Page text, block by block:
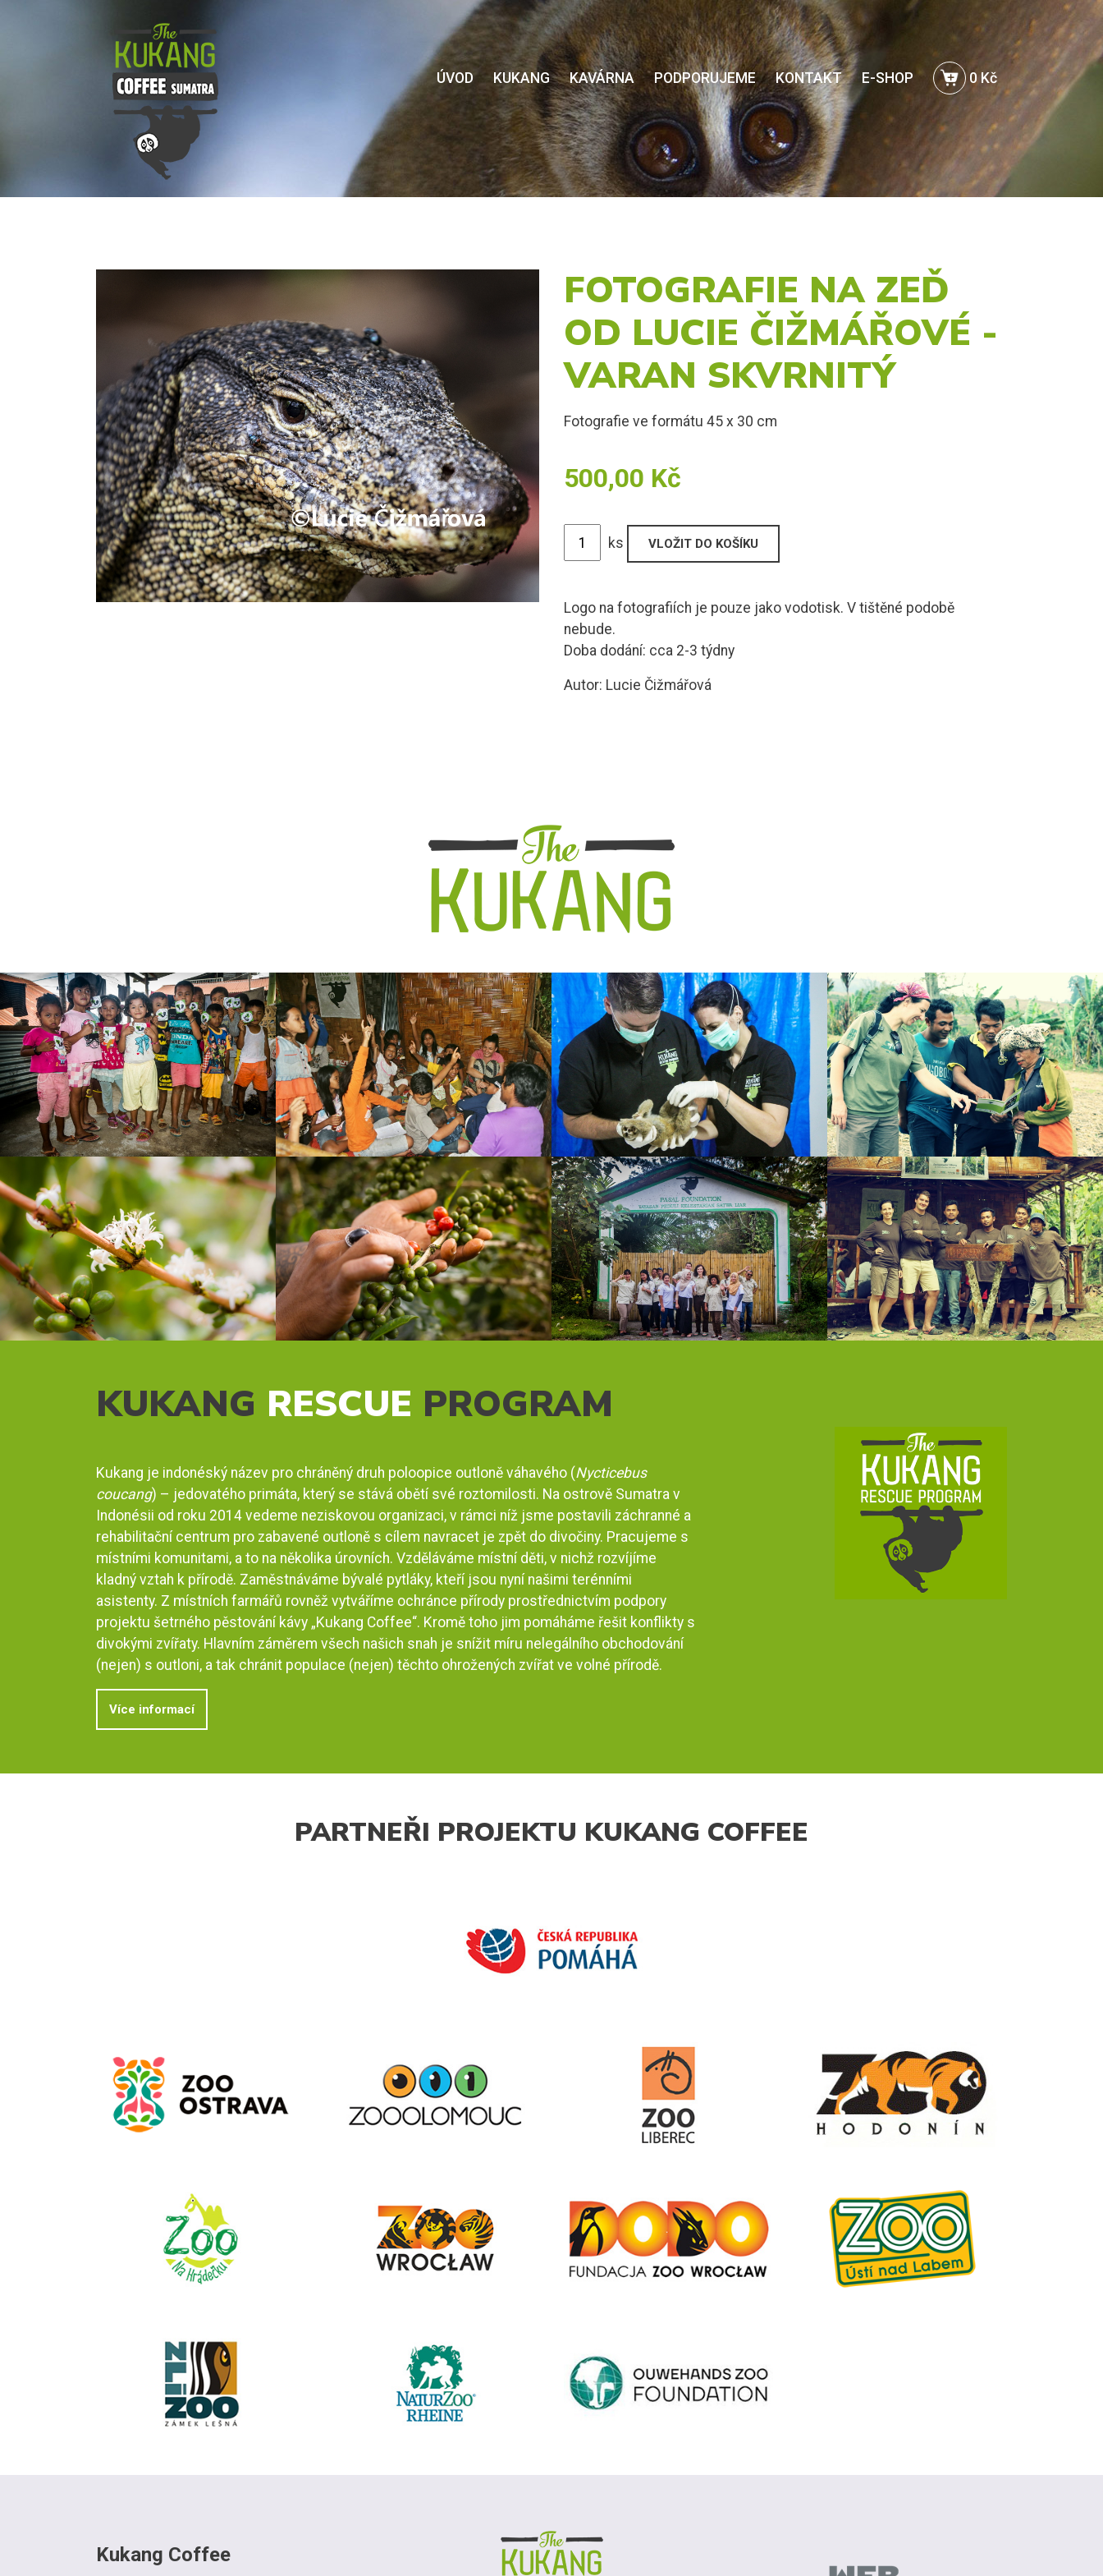
ÚVOD KUKANG KAVÁRNA PODPORUJEME KONTAKT E-SHOP 0 Kč
FOTOGRAFIE NA ZEĎ
OD LUCIE ČIŽMÁŘOVÉ -
VARAN SKVRNITÝ
Fotografie ve formátu 45 x 30 cm
500,00 Kč
ks
Logo na fotografiích je pouze jako vodotisk. V tištěné podobě
nebude.
Doba dodání: cca 2-3 týdny
Autor: Lucie Čižmářová
KUKANG RESCUE PROGRAM
Kukang je indonéský název pro chráněný druh poloopice outloně váhavého (Nycticebus
coucang) – jedovatého primáta, který se stává obětí své roztomilosti. Na ostrově Sumatra v
Indonésii od roku 2014 vedeme neziskovou organizaci, v rámci níž jsme postavili záchranné a
rehabilitační centrum pro zabavené outloně s cílem navracet je zpět do divočiny. Pracujeme s
místními komunitami, a to na několika úrovních. Vzděláváme místní děti, v nichž rozvíjíme
kladný vztah k přírodě. Zaměstnáváme bývalé pytláky, kteří jsou nyní našimi terénními
asistenty. Z místních farmářů rovněž vytváříme ochránce přírody prostřednictvím podpory
projektu šetrného pěstování kávy „Kukang Coffee“. Kromě toho jim pomáháme řešit konflikty s
divokými zvířaty. Hlavním záměrem všech našich snah je snížit míru nelegálního obchodování
(nejen) s outloni, a tak chránit populace (nejen) těchto ohrožených zvířat ve volné přírodě.
Více informací
PARTNEŘI PROJEKTU KUKANG COFFEE
Kukang Coffee